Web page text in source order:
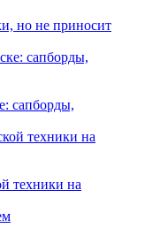
но не приносит
сапборды,
техники на